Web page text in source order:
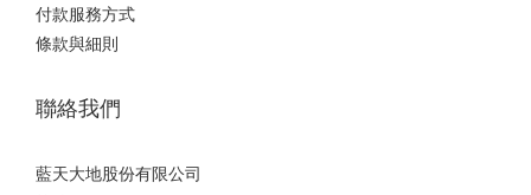
付款服務方式
條款與細則
聯絡我們
藍天大地股份有限公司